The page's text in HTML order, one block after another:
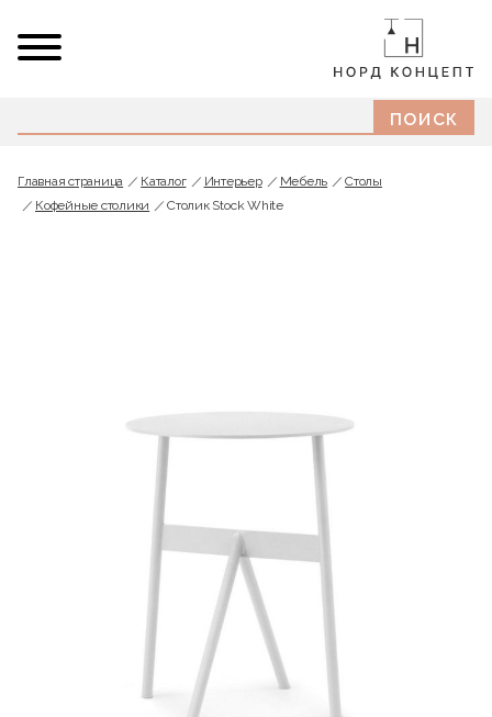
Главная страница Каталог Интерьер Мебель
Cтолы
Кофейные столики
Столик Stock White